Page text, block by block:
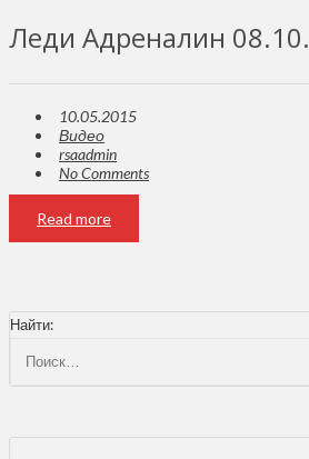
Леди Адреналин
10.05.2015
Видео
rsaadmin
No Comments
Read more
Найти: